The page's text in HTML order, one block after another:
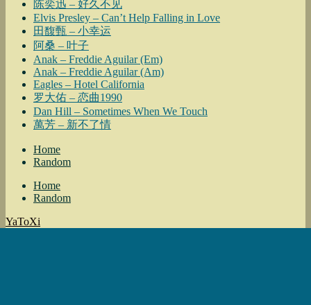
陈奕迅 – 好久不见
Elvis Presley – Can’t Help Falling in Love
田馥甄 – 小幸运
阿桑 – 叶子
Anak – Freddie Aguilar (Em)
Anak – Freddie Aguilar (Am)
Eagles – Hotel California
罗大佑 – 恋曲1990
Dan Hill – Sometimes When We Touch
萬芳 – 新不了情
Home
Random
Home
Random
YaToXi